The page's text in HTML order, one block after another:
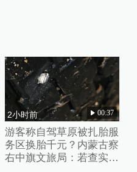
2小时前 00:37
游客称自驾草原被扎胎服
务区换胎千元？内蒙古察
右中旗文旅局：若查实人